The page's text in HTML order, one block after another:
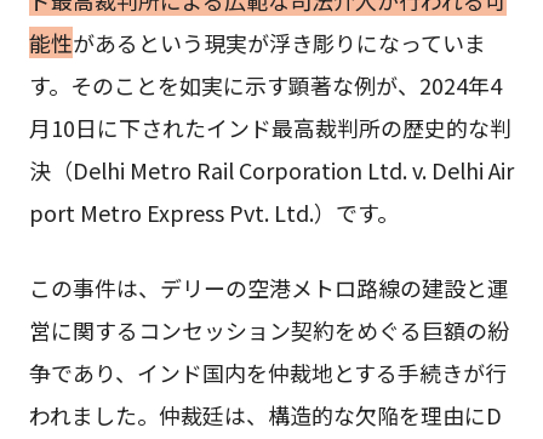
能性があるという現実が浮き彫りになっていま
す。そのことを如実に示す顕著な例が、2024年4
月10日に下されたインド最高裁判所の歴史的な判
決（Delhi Metro Rail Corporation Ltd. v. Delhi Air
port Metro Express Pvt. Ltd.）です。
この事件は、デリーの空港メトロ路線の建設と運
営に関するコンセッション契約をめぐる巨額の紛
争であり、インド国内を仲裁地とする手続きが行
われました。仲裁廷は、構造的な欠陥を理由にD